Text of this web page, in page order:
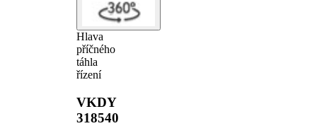
Hlava
příčného
táhla
řízení
VKDY
318540